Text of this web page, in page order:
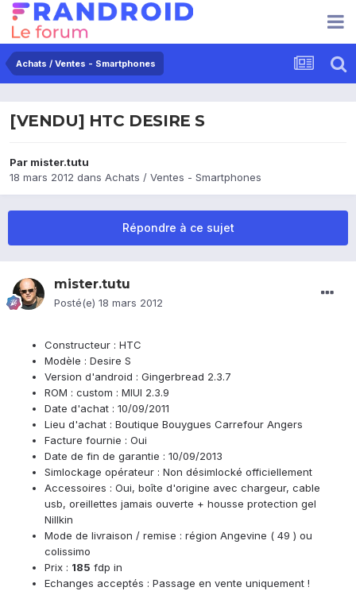
Achats / Ventes - Smartphones
[VENDU] HTC DESIRE S
Par mister.tutu
18 mars 2012 dans Achats / Ventes - Smartphones
Répondre à ce sujet
mister.tutu
Posté(e) 18 mars 2012
Constructeur : HTC
Modèle : Desire S
Version d'android : Gingerbread 2.3.7
ROM : custom : MIUI 2.3.9
Date d'achat : 10/09/2011
Lieu d'achat : Boutique Bouygues Carrefour Angers
Facture fournie : Oui
Date de fin de garantie : 10/09/2013
Simlockage opérateur : Non désimlocké officiellement
Accessoires : Oui, boîte d'origine avec chargeur, cable
usb, oreillettes jamais ouverte + housse protection gel
Nillkin
Mode de livraison / remise : région Angevine ( 49 ) ou
colissimo
Prix : 185 fdp in
Echanges acceptés : Passage en vente uniquement !